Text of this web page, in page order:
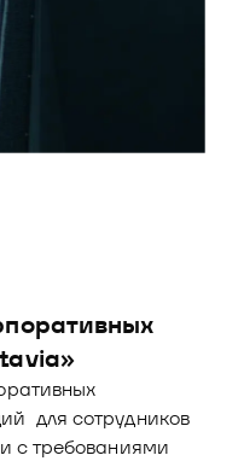
для сотрудников
с требованиями